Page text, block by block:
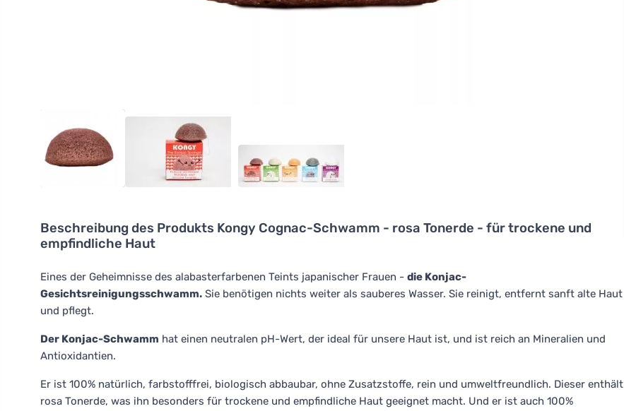
Beschreibung des Produkts Kongy Cognac-Schwamm - rosa Tonerde - für trockene und
empfindliche Haut
Eines der Geheimnisse des alabasterfarbenen Teints japanischer Frauen - die Konjac-
Gesichtsreinigungsschwamm. Sie benötigen nichts weiter als sauberes Wasser. Sie reinigt, entfernt sanft alte Haut
und pflegt.
Der Konjac-Schwamm hat einen neutralen pH-Wert, der ideal für unsere Haut ist, und ist reich an Mineralien und
Antioxidantien.
Er ist 100% natürlich, farbstofffrei, biologisch abbaubar, ohne Zusatzstoffe, rein und umweltfreundlich. Dieser enthält
rosa Tonerde, was ihn besonders für trockene und empfindliche Haut geeignet macht. Und er ist auch 100%